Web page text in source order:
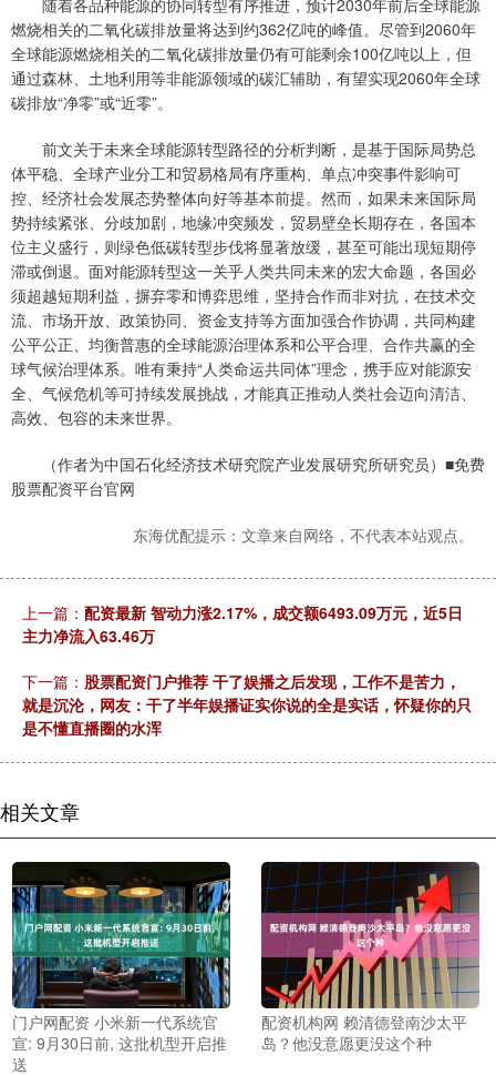
随着各品种能源的协同转型有序推进，预计2030年前后全球能源
燃烧相关的二氧化碳排放量将达到约362亿吨的峰值。尽管到2060年
全球能源燃烧相关的二氧化碳排放量仍有可能剩余100亿吨以上，但
通过森林、土地利用等非能源领域的碳汇辅助，有望实现2060年全球
碳排放“净零”或“近零”。
前文关于未来全球能源转型路径的分析判断，是基于国际局势总
体平稳、全球产业分工和贸易格局有序重构、单点冲突事件影响可
控、经济社会发展态势整体向好等基本前提。然而，如果未来国际局
势持续紧张、分歧加剧，地缘冲突频发，贸易壁垒长期存在，各国本
位主义盛行，则绿色低碳转型步伐将显著放缓，甚至可能出现短期停
滞或倒退。面对能源转型这一关乎人类共同未来的宏大命题，各国必
须超越短期利益，摒弃零和博弈思维，坚持合作而非对抗，在技术交
流、市场开放、政策协同、资金支持等方面加强合作协调，共同构建
公平公正、均衡普惠的全球能源治理体系和公平合理、合作共赢的全
球气候治理体系。唯有秉持“人类命运共同体”理念，携手应对能源安
全、气候危机等可持续发展挑战，才能真正推动人类社会迈向清洁、
高效、包容的未来世界。
（作者为中国石化经济技术研究院产业发展研究所研究员）■免费
股票配资平台官网
东海优配提示：文章来自网络，不代表本站观点。
上一篇： 配资最新 智动力涨2.17%，成交额6493.09万元，近5日
主力净流入63.46万
下一篇： 股票配资门户推荐 干了娱播之后发现，工作不是苦力，
就是沉沦，网友：干了半年娱播证实你说的全是实话，怀疑你的只
是不懂直播圈的水浑
相关文章
门户网配资 小米新一代系统官
宣: 9月30日前, 这批机型开启推
送
配资机构网 赖清德登南沙太平
岛？他没意愿更没这个种